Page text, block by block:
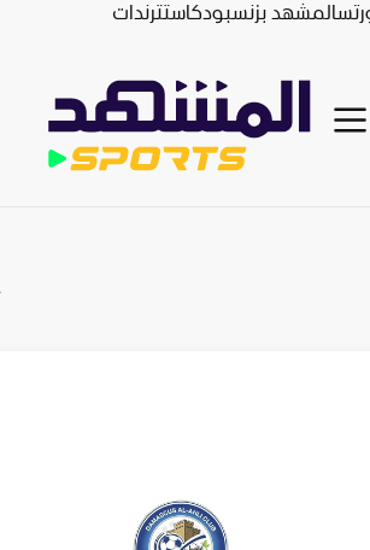
المشهد بزنسبودكاستترندات